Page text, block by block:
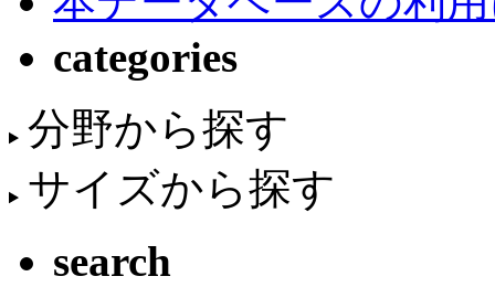
categories
分野から探す
サイズから探す
search